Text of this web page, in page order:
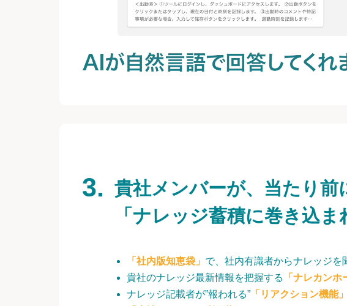
貴社メンバーが、当たり前
「ナレッジ蓄積に巻き込ま
「社内版知恵袋」 で、社内有識者からナレッジを
貴社のナレッジ最新情報を把握する
「ナレカンホ
ナレッジ記載者が”報われる” 「リアクション機能」